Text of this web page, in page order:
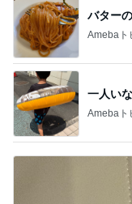
バター
Amebaト
一人い
Amebaト